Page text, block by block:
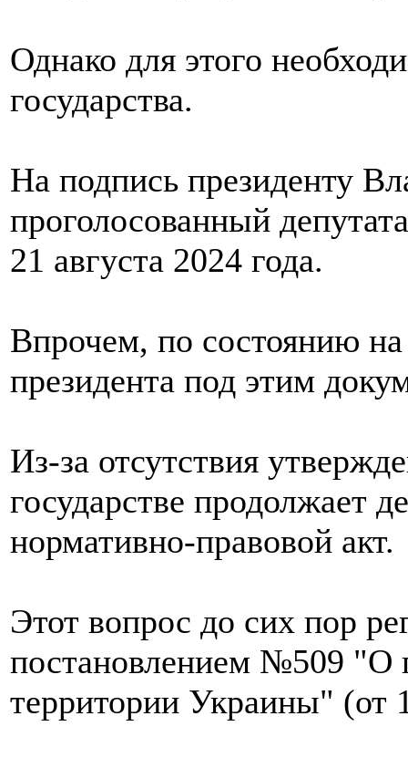
Однако для этого
государства.
На подпись президенту
проголосованный
21 августа 2024 года.
Впрочем, по состоянию
президента под этим
Из-за отсутствия
государстве продолжает
нормативно-правовой акт.
Этот вопрос до сих пор
постановлением №509 "О
территории Украины" (от